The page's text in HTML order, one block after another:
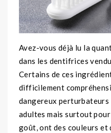
Avez-vous déjà lu la
dans les dentifrices
Certains de ces
difficilement
dangereux perturbateurs
adultes mais surtout
goût, ont des couleurs et